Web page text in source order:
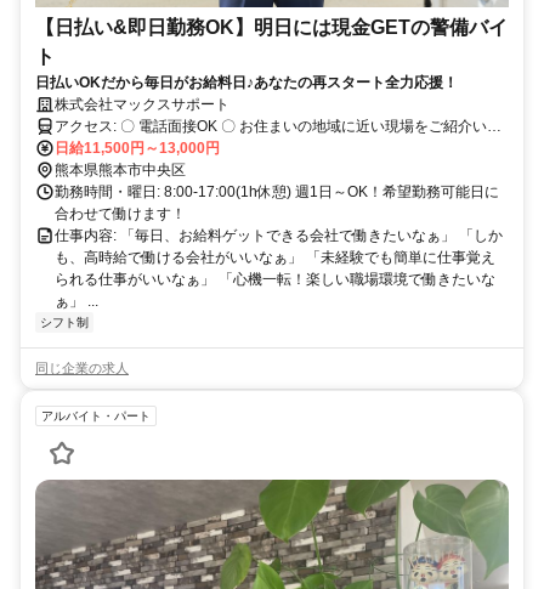
【日払い&即日勤務OK】明日には現金GETの警備バイ
ト
日払いOKだから毎日がお給料日♪あなたの再スタート全力応援！
株式会社マックスサポート
アクセス: 〇 電話面接OK 〇 お住まいの地域に近い現場をご紹介いた
します
日給11,500円～13,000円
熊本県熊本市中央区
勤務時間・曜日: 8:00-17:00(1h休憩) 週1日～OK！希望勤務可能日に
合わせて働けます！
仕事内容: 「毎日、お給料ゲットできる会社で働きたいなぁ」 「しか
も、高時給で働ける会社がいいなぁ」 「未経験でも簡単に仕事覚え
られる仕事がいいなぁ」 「心機一転！楽しい職場環境で働きたいな
ぁ」 ...
シフト制
同じ企業の求人
アルバイト・パート